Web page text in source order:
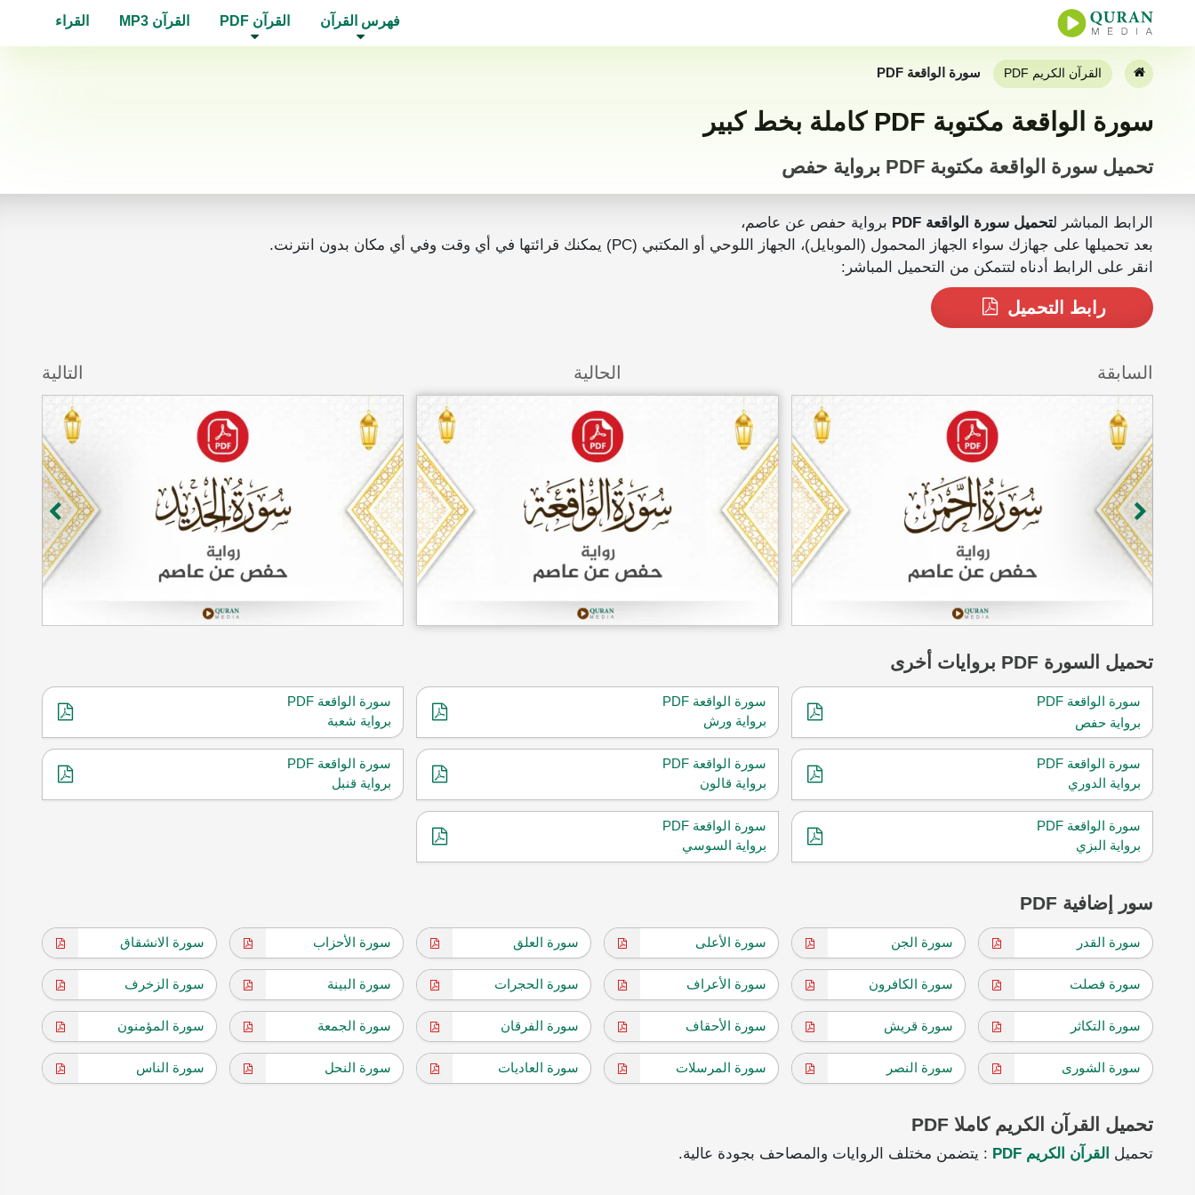
فهرس القرآن القرآن PDF القرآن MP3 القراء
القرآن الكريم PDF سورة الواقعة PDF
سورة الواقعة مكتوبة PDF كاملة بخط كبير
تحميل سورة الواقعة مكتوبة PDF برواية حفص
الرابط المباشر لتحميل سورة الواقعة PDF
برواية حفص عن عاصم،
بعد تحميلها على جهازك سواء الجهاز المحمول (الموبايل)، الجهاز اللوحي أو المكتبي (PC) يمكنك قرائتها في أي وقت وفي أي مكان بدون انترنت.
انقر على الرابط أدناه لتتمكن من التحميل المباشر:
رابط التحميل
الحالية السابقة التالية
تحميل السورة
سورة الواقعة PDF
برواية حفص
سورة الواقعة PDF
برواية ورش
سورة الواقعة PDF
برواية شعبة
سورة الواقعة PDF
برواية الدوري
سورة الواقعة PDF
برواية قالون
سورة الواقعة PDF
برواية قنبل
سورة الواقعة PDF
برواية البزي
سورة الواقعة PDF
برواية السوسي
سور إضافية PDF
سورة القدر سورة الجن سورة الأعلى سورة العلق سورة الأحزاب سورة الانشقاق
سورة فصلت سورة الكافرون سورة الأعراف سورة الحجرات سورة البينة سورة الزخرف
سورة التكاثر سورة قريش سورة الأحقاف سورة الفرقان سورة الجمعة سورة المؤمنون
سورة الشورى سورة النصر سورة المرسلات سورة العاديات سورة النحل سورة الناس
تحميل القرآن الكريم كاملا PDF
تحميل القرآن الكريم PDF : يتضمن مختلف الروايات والمصاحف بجودة عالية.